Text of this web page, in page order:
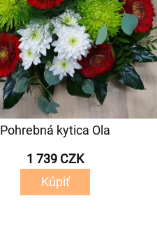
Pohrebná kytica Ola
1 739 CZK
Kúpiť